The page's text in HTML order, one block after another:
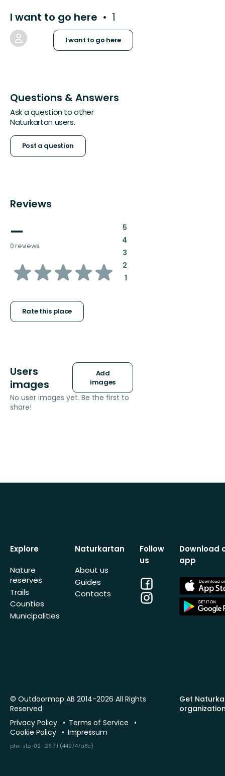
I want to go here 1
I want to go here
Questions & Answers
Ask a question to other
Naturkartan users.
Post a question
Reviews
—
0 reviews
of
stars
Rate this place
5:
4:
3:
2:
1:
Users
images
Add
images
No user images yet. Be the first to
share!
Explore
Nature
reserves
Trails
Counties
Municipalities
Naturkartan
About us
Guides
Contacts
Follow
us
Facebook
Instagram
Download
app
App
Store
App
Store
Get
© Outdoormap AB 2014-2026 All Rights
Reserved
Privacy Policy
Terms of Service
Cookie Policy
Impressum
phx-sto-02 · 26.7.1 (449747a8c)